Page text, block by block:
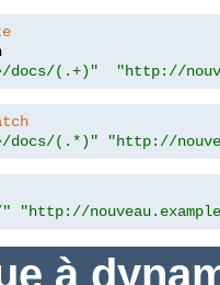
docs/(.+)" "http://
docs/(.*)" "http://
" "http://
à